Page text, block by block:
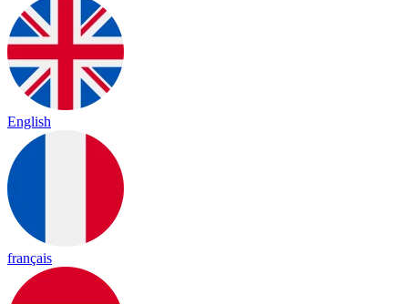
English
français